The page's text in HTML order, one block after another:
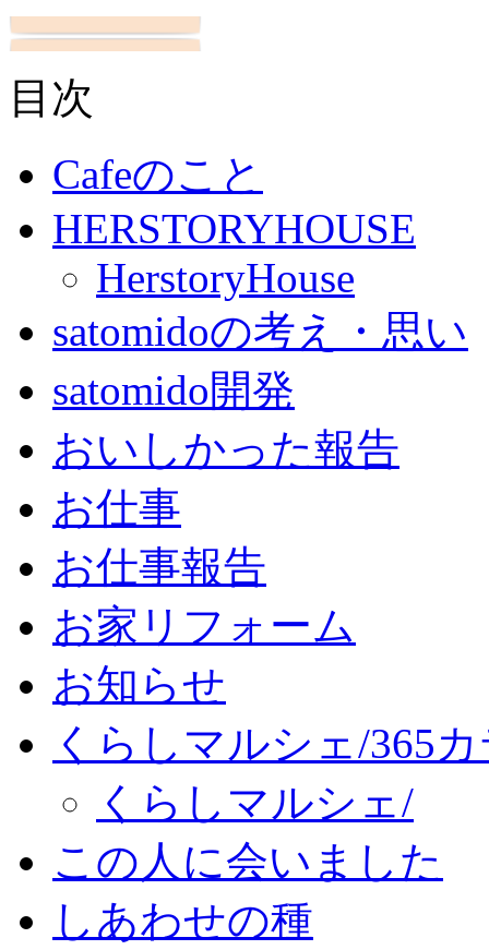
目次
Cafeのこと
HERSTORYHOUSE
HerstoryHouse
satomidoの考え・思い
satomido開発
おいしかった報告
お仕事
お仕事報告
お家リフォーム
お知らせ
くらしマルシェ/365
くらしマルシェ/
この人に会いました
しあわせの種